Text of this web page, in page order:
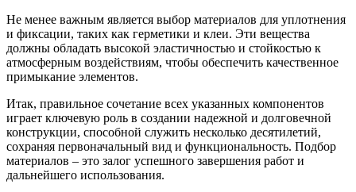
Не менее важным является выбор материалов для уплотнения
и фиксации, таких как герметики и клеи. Эти вещества
должны обладать высокой эластичностью и стойкостью к
атмосферным воздействиям, чтобы обеспечить качественное
примыкание элементов.
Итак, правильное сочетание всех указанных компонентов
играет ключевую роль в создании надежной и долговечной
конструкции, способной служить несколько десятилетий,
сохраняя первоначальный вид и функциональность. Подбор
материалов – это залог успешного завершения работ и
дальнейшего использования.